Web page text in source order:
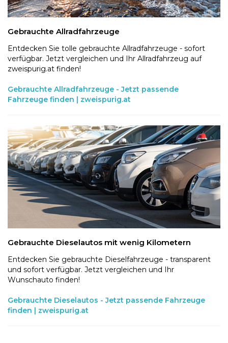
Gebrauchte Allradfahrzeuge
Entdecken Sie tolle gebrauchte Allradfahrzeuge - sofort
verfügbar. Jetzt vergleichen und Ihr Allradfahrzeug auf
zweispurig.at finden!
Gebrauchte Allradfahrzeuge - Jetzt passende
Fahrzeuge finden | zweispurig.at
Gebrauchte Dieselautos mit wenig Kilometern
Entdecken Sie gebrauchte Dieselfahrzeuge - transparent
und sofort verfügbar. Jetzt vergleichen und Ihr
Wunschauto finden!
Gebrauchte Dieselautos - Jetzt passende Fahrzeuge
finden | zweispurig.at